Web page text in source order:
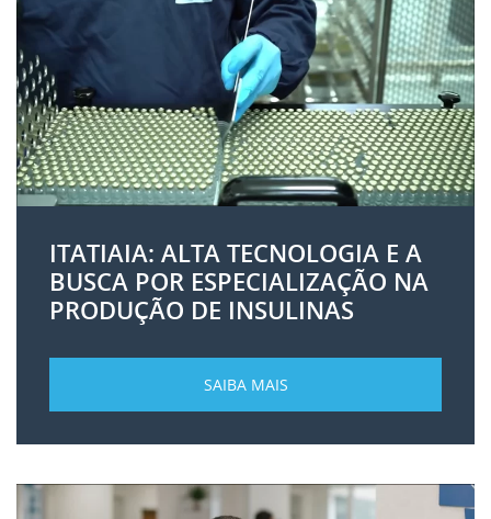
ITATIAIA: ALTA TECNOLOGIA E A
BUSCA POR ESPECIALIZAÇÃO NA
PRODUÇÃO DE INSULINAS
SAIBA MAIS